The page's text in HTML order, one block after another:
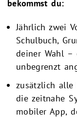
bekommst du:
Jährlich zwei
Schulbuch,
deiner Wahl –
unbegrenzt
zusätzlich alle
die zeitnahe
mobiler App,